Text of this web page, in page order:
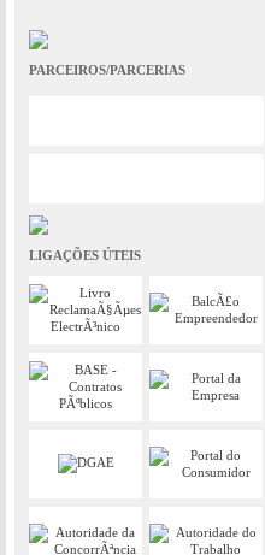
PARCEIROS/PARCERIAS
LIGAÇÕES ÚTEIS